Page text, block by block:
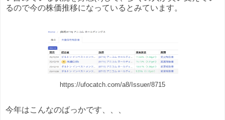
るので今の株価推移になっているとみています。
https://ufocatch.com/a8/Issuer/8715
今年はこんなのばっかです、、、